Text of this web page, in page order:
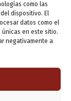
como las
dispositivo. El
datos como el
en este sitio.
negativamente a
San Lorenzo